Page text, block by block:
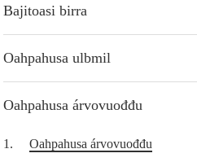
Bajitoasi birra
Oahpahusa ulbmil
Oahpahusa árvovuođđu
1. Oahpahusa árvovuođđu